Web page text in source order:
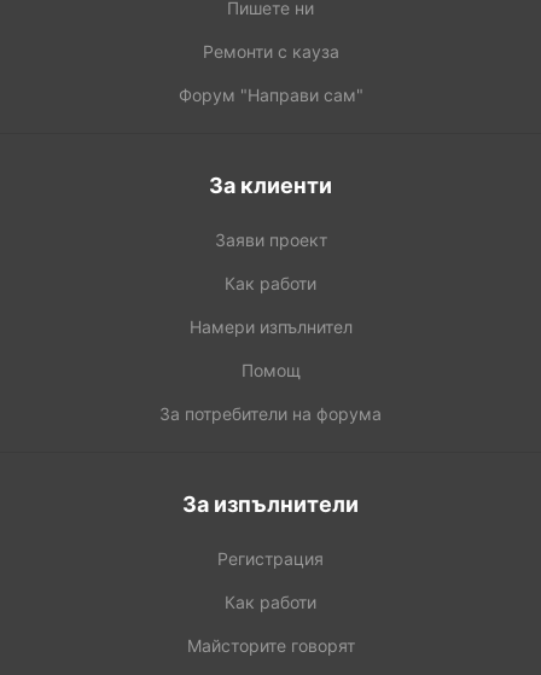
Пишете ни
Ремонти с кауза
Форум "Направи сам"
За клиенти
Заяви проект
Как работи
Намери изпълнител
Помощ
За потребители на форума
За изпълнители
Регистрация
Как работи
Майсторите говорят